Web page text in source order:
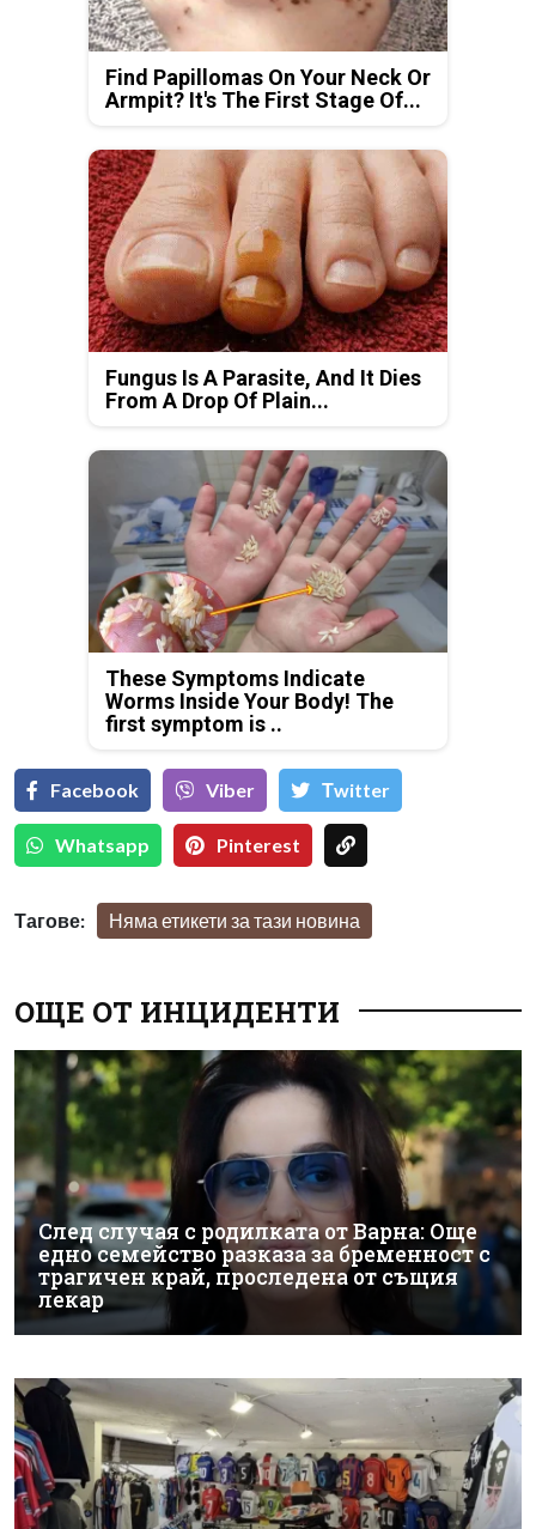
Find Papillomas On Your Neck Or
Armpit? It's The First Stage Of...
Fungus Is A Parasite, And It Dies
From A Drop Of Plain...
These Symptoms Indicate
Worms Inside Your Body! The
first symptom is ..
Facebook Viber Тwitter
Whatsapp Pinterest
Тагове: Няма етикети за тази новина
ОЩЕ ОТ ИНЦИДЕНТИ
След случая с родилката от Варна: Още
едно семейство разказа за бременност с
трагичен край, проследена от същия
лекар